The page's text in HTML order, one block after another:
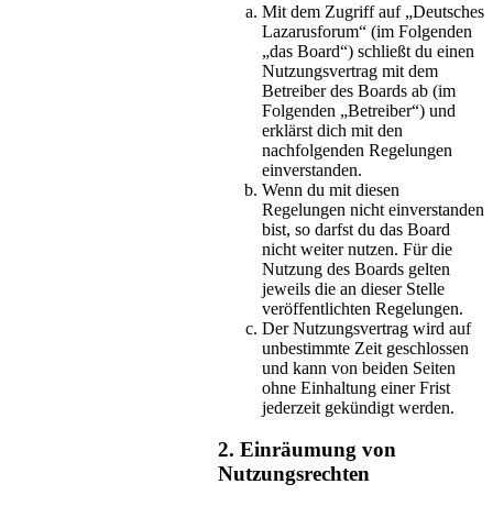
Mit dem Zugriff auf „Deutsches
Lazarusforum“ (im Folgenden
„das Board“) schließt du einen
Nutzungsvertrag mit dem
Betreiber des Boards ab (im
Folgenden „Betreiber“) und
erklärst dich mit den
nachfolgenden Regelungen
einverstanden.
Wenn du mit diesen
Regelungen nicht einverstanden
bist, so darfst du das Board
nicht weiter nutzen. Für die
Nutzung des Boards gelten
jeweils die an dieser Stelle
veröffentlichten Regelungen.
Der Nutzungsvertrag wird auf
unbestimmte Zeit geschlossen
und kann von beiden Seiten
ohne Einhaltung einer Frist
jederzeit gekündigt werden.
2. Einräumung von
Nutzungsrechten